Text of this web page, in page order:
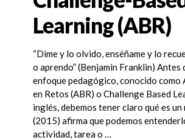
Learning (ABR)
“Dime y lo olvido, enséñame y lo
o aprendo” (Benjamin Franklin) Antes
enfoque pedagógico, conocido como
en Retos (ABR) o Challenge Based
inglés, debemos tener claro qué es
(2015) afirma que podemos
actividad, tarea o …